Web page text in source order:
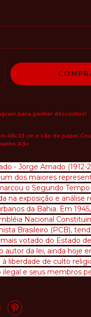
para ganhar descontos!
48x33 cm e são de papel
A3+
- Jorge Amado (1912-
um dos maiores
o Segundo
na exposição e análise
da Bahia. Em
Nacional
Brasileiro (PCB),
votado do Estado
autor da lei, ainda hoje
liberdade de culto
ilegal e seus membros